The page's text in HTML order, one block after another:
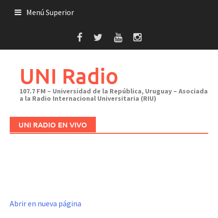
Menú Superior
UNI Radio
107.7 FM – Universidad de la República, Uruguay – Asociada
a la Radio Internacional Universitaria (RIU)
UNI RADIO EN VIVO
Abrir en nueva página